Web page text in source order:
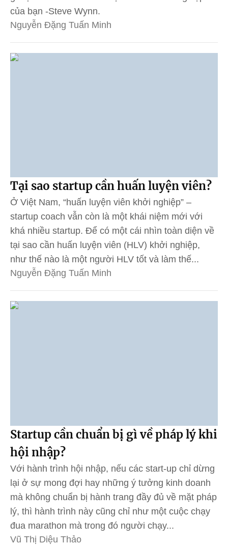
của bạn -Steve Wynn.
Nguyễn Đặng Tuấn Minh
Tại sao startup cần huấn luyện viên?
Ở Việt Nam, “huấn luyện viên khởi nghiệp” –
startup coach vẫn còn là một khái niệm mới với
khá nhiều startup. Để có một cái nhìn toàn diện về
tại sao cần huấn luyện viên (HLV) khởi nghiệp,
như thế nào là một người HLV tốt và làm thế...
Nguyễn Đặng Tuấn Minh
Startup cần chuẩn bị gì về pháp lý khi
hội nhập?
Với hành trình hội nhập, nếu các start-up chỉ dừng
lại ở sự mong đợi hay những ý tưởng kinh doanh
mà không chuẩn bị hành trang đầy đủ về mặt pháp
lý, thì hành trình này cũng chỉ như một cuộc chạy
đua marathon mà trong đó người chạy...
Vũ Thị Diệu Thảo